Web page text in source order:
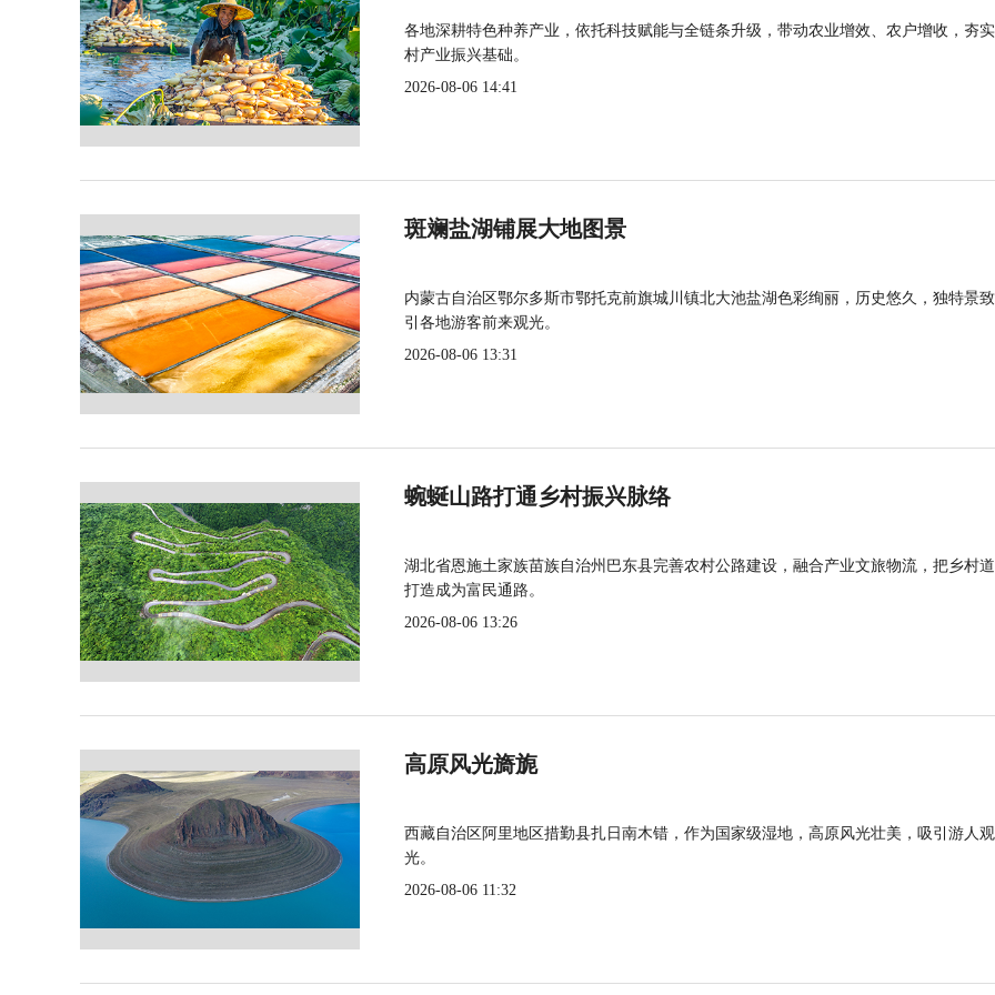
各地深耕特色种养产业，依托科技赋能与全链条升级，带动农业增效、农户增收，夯
村产业振兴基础。
2026-08-06 14:41
斑斓盐湖铺展大地图景
内蒙古自治区鄂尔多斯市鄂托克前旗城川镇北大池盐湖色彩绚丽，历史悠久，独特景
引各地游客前来观光。
2026-08-06 13:31
蜿蜒山路打通乡村振兴脉络
湖北省恩施土家族苗族自治州巴东县完善农村公路建设，融合产业文旅物流，把乡村
打造成为富民通路。
2026-08-06 13:26
高原风光旖旎
西藏自治区阿里地区措勤县扎日南木错，作为国家级湿地，高原风光壮美，吸引游人观
光。
2026-08-06 11:32